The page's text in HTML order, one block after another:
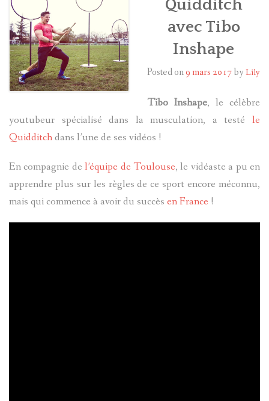
HARRY POTTER
LES ACTEURS
J.K. ROWLING
A PROPOS
Quidditch
avec Tibo
Inshape
Posted on9 mars 2017by Lily
Tibo Inshape, le célèbre
youtubeur spécialisé dans la musculation, a testé le
Quidditchdans l’une de ses vidéos !
En compagnie del’équipe de Toulouse, le vidéaste a pu en
apprendre plus sur les règles de ce sport encore méconnu,
mais qui commence à avoir du succès en France !